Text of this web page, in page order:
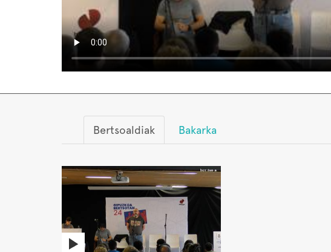
Bertsoaldiak Bakarka